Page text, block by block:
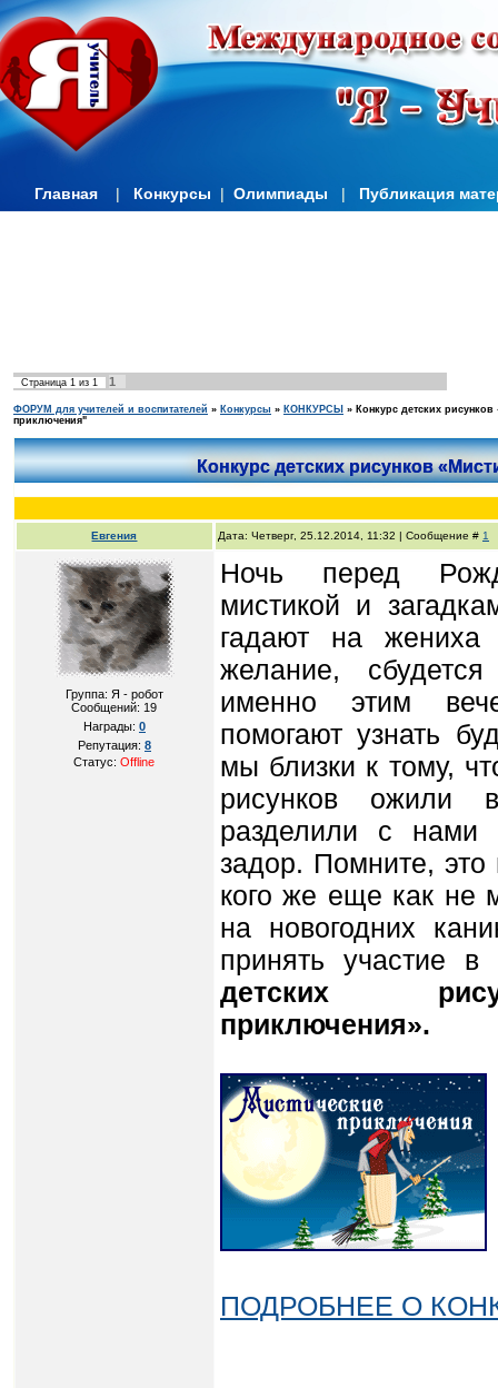
Главная | Конкурсы | Олимпиады | Публикация
Страница 1 из 1 1
ФОРУМ для учителей и воспитателей » Конкурсы » КОНКУРСЫ » Конкурс детских рисунков
приключения"
Конкурс детских рисунков
Евгения Дата: Четверг, 25.12.2014, 11:32 | Сообщение # 1
Группа: Я - робот
Сообщений: 19
Награды: 0
Репутация: 8
Статус:Offline
Ночь перед
мистикой и
гадают на
желание,
именно этим
помогают узнать
мы близки к тому,
рисунков ожили
разделили с нами
задор. Помните,
кого же еще как не
на новогодних
принять участие в
детских
приключения».
ПОДРОБНЕЕ О